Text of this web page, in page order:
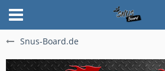
Snus-Board.de